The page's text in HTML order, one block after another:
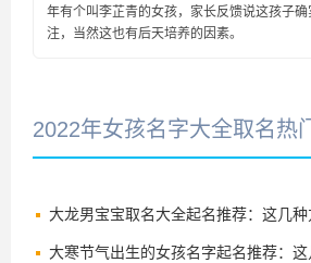
年有个叫李芷青的女孩，家长反馈说这孩子
注，当然这也有后天培养的因素。
2022年女孩名字大全取名热
大龙男宝宝取名大全起名推荐：这几
大寒节气出生的女孩名字起名推荐：